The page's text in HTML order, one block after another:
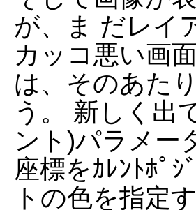
が、ま だレイ
カッコ悪い画
は、そのあた
う。 新しく出
ント)パラメー
座標をｶﾚﾝﾄﾎﾟ
トの色を指定